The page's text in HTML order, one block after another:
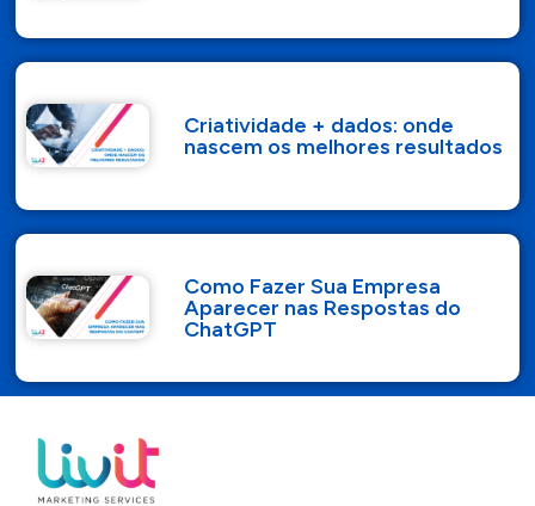
Criatividade + dados: onde
nascem os melhores resultados
Como Fazer Sua Empresa
Aparecer nas Respostas do
ChatGPT